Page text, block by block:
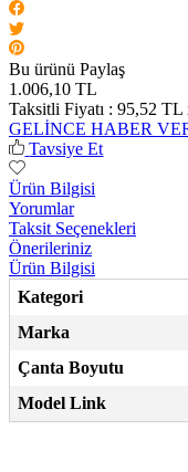
Bu ürünü Paylaş
1.006,10 TL
Taksitli Fiyatı : 95,52 TL
GELİNCE HABER
Tavsiye Et
Ürün Bilgisi
Yorumlar
Taksit Seçenekleri
Önerileriniz
Ürün Bilgisi
Kategori
Marka
Çanta Boyutu
Model Link